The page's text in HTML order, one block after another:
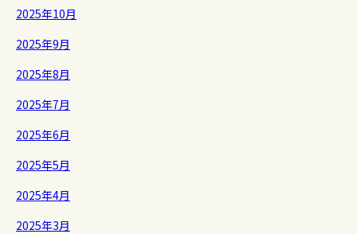
2025年10月
2025年9月
2025年8月
2025年7月
2025年6月
2025年5月
2025年4月
2025年3月